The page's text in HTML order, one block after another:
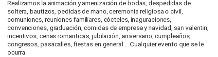
Realizamos la animación y amenización de bodas, despedidas de
soltera, bautizos, pedidas de mano, ceremonia religiosa o civil,
comuniones, reuniones familiares, cócteles, inaguraciones,
convenciones, graduación, comidas de empresa y navidad, san valentin,
incentivos, cenas romanticas, jubilación, aniversario, cumpleaños,
congresos, pasacalles, fiestas en general ... Cualquier evento que se le
ocurra